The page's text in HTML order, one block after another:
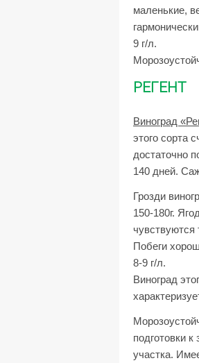
маленькие,
9 г/л.
РЕГЕНТ
Виноград
этого сорта
достаточно
140 дней.
Грозди
150-180г.
Побеги
8-9 г/л.
Виноград
подготовки
участка.